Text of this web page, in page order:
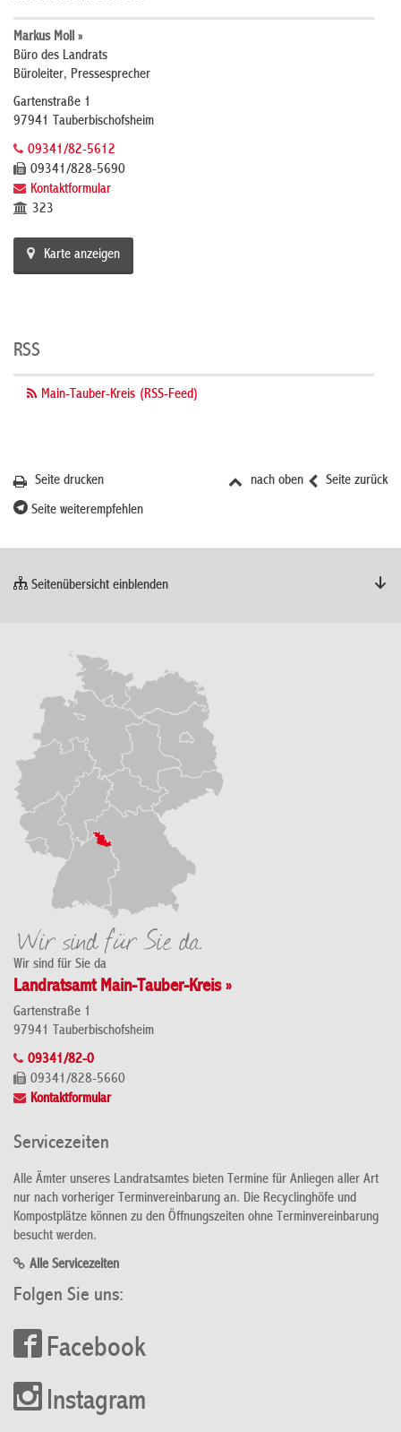
Markus Moll »
Büro des Landrats
Büroleiter, Pressesprecher
Gartenstraße 1
97941 Tauberbischofsheim
09341/82-5612
09341/828-5690
Kontaktformular
323
Karte anzeigen
RSS
Main-Tauber-Kreis (RSS-Feed)
Seite zurück
nach oben
Seite drucken
Seite weiterempfehlen
Seitenübersicht einblenden
Wir sind für Sie da
Landratsamt Main-Tauber-Kreis »
Gartenstraße 1
97941 Tauberbischofsheim
09341/82-0
09341/828-5660
Kontaktformular
Servicezeiten
Alle Ämter unseres Landratsamtes bieten Termine für Anliegen aller Art
nur nach vorheriger Terminvereinbarung an. Die Recyclinghöfe und
Kompostplätze können zu den Öffnungszeiten ohne Terminvereinbarung
besucht werden.
Alle Servicezeiten
Folgen Sie uns:
Facebook
Instagram